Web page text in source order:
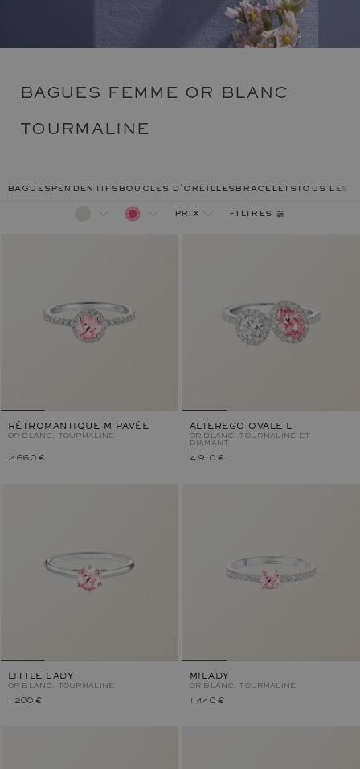
BAGUES FEMME OR BLANC
TOURMALINE
baguespendentifsboucles d'oreillesbraceletstous les
prix filtres
RÉTROMANTIQUE M PAVÉE
OR BLANC, TOURMALINE
2 660 €
ALTEREGO OVALE L
OR BLANC, TOURMALINE ET
DIAMANT
4 910 €
LITTLE LADY
OR BLANC, TOURMALINE
1 200 €
MILADY
OR BLANC, TOURMALINE
1 440 €